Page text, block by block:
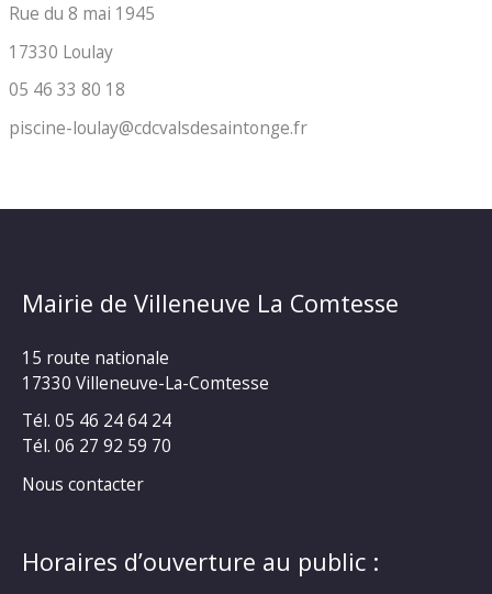
Rue du 8 mai 1945
17330 Loulay
05 46 33 80 18
piscine-loulay@cdcvalsdesaintonge.fr
Mairie de Villeneuve La Comtesse
15 route nationale
17330 Villeneuve-La-Comtesse
Tél. 05 46 24 64 24
Tél. 06 27 92 59 70
Nous contacter
Horaires d’ouverture au public :